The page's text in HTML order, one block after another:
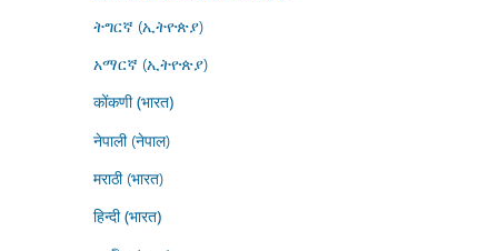
ትግርኛ (ኢትዮጵያ)
አማርኛ (ኢትዮጵያ)
कोंकणी (भारत)
नेपाली (नेपाल)
मराठी (भारत)
हिन्दी (भारत)